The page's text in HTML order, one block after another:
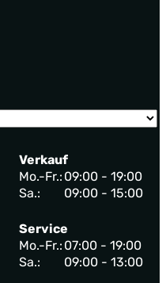
Verkauf
Mo.-Fr.: 09:00 - 19:00
Sa.:
09:00 - 15:00
Service
Mo.-Fr.: 07:00 - 19:00
Sa.:
09:00 - 13:00